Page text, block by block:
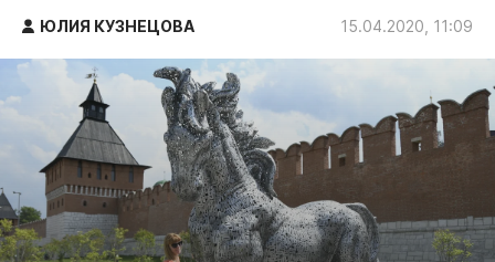
Тульский бренд
Тула предпринимательская
ДоброЦентр
Голодный шпион
ЮЛИЯ КУЗНЕЦОВА 15.04.2020, 11:09